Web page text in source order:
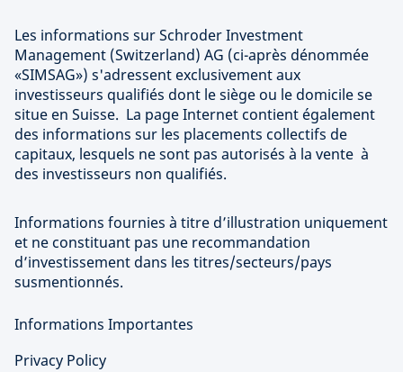
Les informations sur Schroder Investment
Management (Switzerland) AG (ci-après dénommée
«SIMSAG») s'adressent exclusivement aux
investisseurs qualifiés dont le siège ou le domicile se
situe en Suisse. La page Internet contient également
des informations sur les placements collectifs de
capitaux, lesquels ne sont pas autorisés à la vente à
des investisseurs non qualifiés.
Informations fournies à titre d’illustration uniquement
et ne constituant pas une recommandation
d’investissement dans les titres/secteurs/pays
susmentionnés.
Informations Importantes
Privacy Policy